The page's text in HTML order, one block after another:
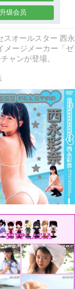
升级会员
スオールスター 西永
メージメーカー「ゼ
ャンが登場。